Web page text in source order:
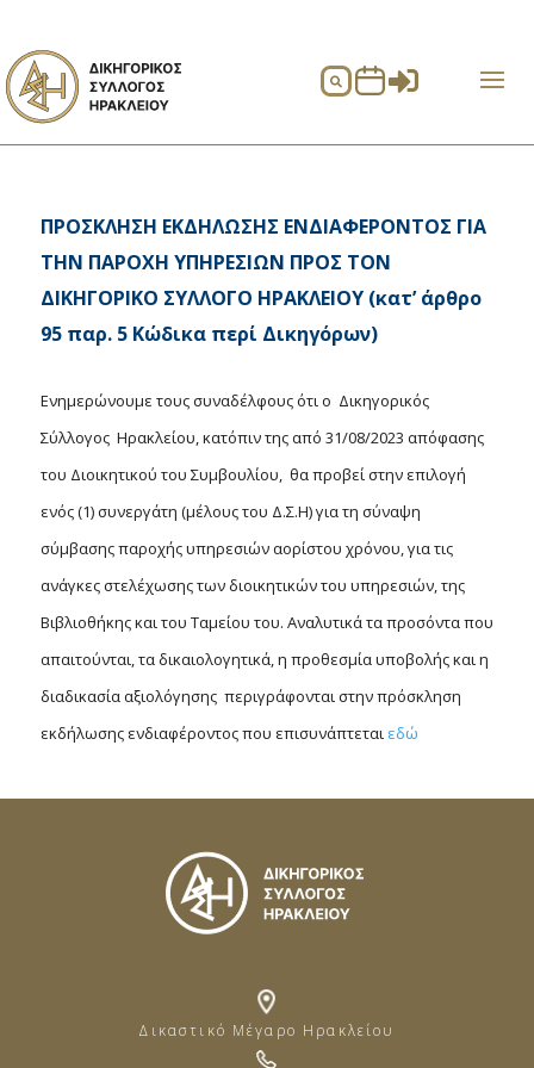
 
ΠΡΟΣΚΛΗΣΗ ΕΚΔΗΛΩΣΗΣ ΕΝΔΙΑΦΕΡΟΝΤΟΣ ΓΙΑ
ΤΗΝ ΠΑΡΟΧΗ ΥΠΗΡΕΣΙΩΝ ΠΡΟΣ ΤΟΝ
ΔΙΚΗΓΟΡΙΚΟ ΣΥΛΛΟΓΟ ΗΡΑΚΛΕΙΟΥ (κατ’ άρθρο
95 παρ. 5 Κώδικα περί Δικηγόρων)
Ενημερώνουμε τους συναδέλφους ότι ο Δικηγορικός
Σύλλογος Ηρακλείου, κατόπιν της από 31/08/2023 απόφασης
του Διοικητικού του Συμβουλίου, θα προβεί στην επιλογή
ενός (1) συνεργάτη (μέλους του Δ.Σ.Η)για τη σύναψη
σύμβασης παροχής υπηρεσιών αορίστου χρόνου, για τις
ανάγκεςστελέχωσης των διοικητικών του υπηρεσιών, της
Βιβλιοθήκης και του Ταμείου του. Αναλυτικά τα προσόντα που
απαιτούνται, τα δικαιολογητικά, η προθεσμία υποβολής και η
διαδικασία αξιολόγησης περιγράφονται στην πρόσκληση
εκδήλωσης ενδιαφέροντος που επισυνάπτεται εδώ
Δικαστικό Μέγαρο Ηρακλείου